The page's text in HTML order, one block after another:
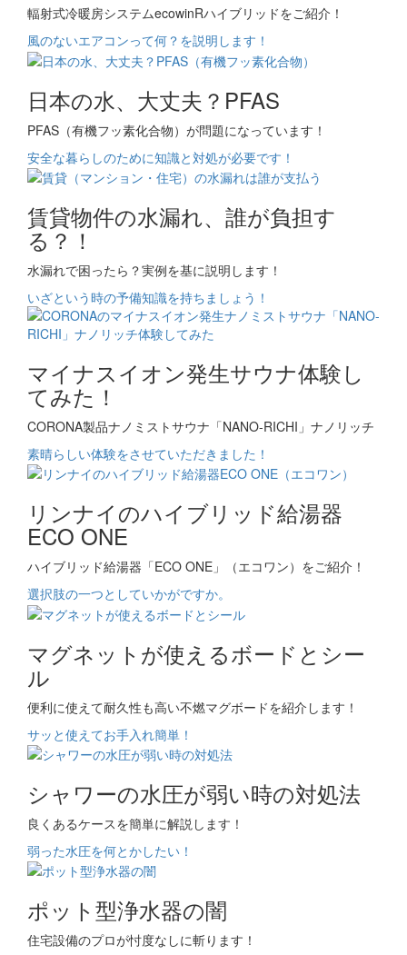
輻射式冷暖房システムecowinRハイブリッドをご紹介！
風のないエアコンって何？を説明します！
日本の水、大丈夫？PFAS
PFAS（有機フッ素化合物）が問題になっています！
安全な暮らしのために知識と対処が必要です！
賃貸物件の水漏れ、誰が負担す
る？！
水漏れで困ったら？実例を基に説明します！
いざという時の予備知識を持ちましょう！
マイナスイオン発生サウナ体験し
てみた！
CORONA製品ナノミストサウナ「NANO-RICHI」ナノリッチ
素晴らしい体験をさせていただきました！
リンナイのハイブリッド給湯器
ECO ONE
ハイブリッド給湯器「ECO ONE」（エコワン）をご紹介！
選択肢の一つとしていかがですか。
マグネットが使えるボードとシー
ル
便利に使えて耐久性も高い不燃マグボードを紹介します！
サッと使えてお手入れ簡単！
シャワーの水圧が弱い時の対処法
良くあるケースを簡単に解説します！
弱った水圧を何とかしたい！
ポット型浄水器の闇
住宅設備のプロが忖度なしに斬ります！